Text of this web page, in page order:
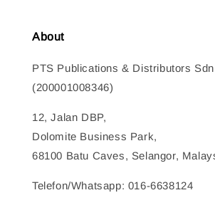
About
PTS Publications & Distributors
(200001008346)
12, Jalan DBP,
Dolomite Business Park,
68100 Batu Caves, Selangor,
Telefon/Whatsapp: 016-6638124